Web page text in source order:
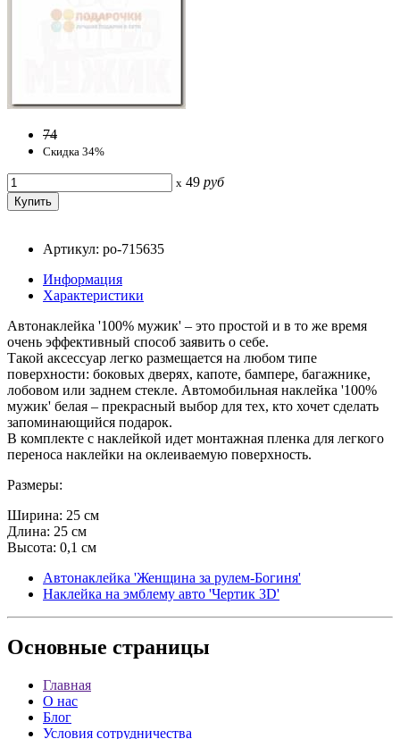
74
Скидка 34%
x 49 руб
Артикул: po-715635
Информация
Характеристики
Автонаклейка '100% мужик' – это простой и в то же время
очень эффективный способ заявить о себе.
Такой аксессуар легко размещается на любом типе
поверхности: боковых дверях, капоте, бампере, багажнике,
лобовом или заднем стекле. Автомобильная наклейка '100%
мужик' белая – прекрасный выбор для тех, кто хочет сделать
запоминающийся подарок.
В комплекте с наклейкой идет монтажная пленка для легкого
переноса наклейки на оклеиваемую поверхность.
Размеры:
Ширина: 25 см
Длина: 25 см
Высота: 0,1 см
Автонаклейка 'Женщина за рулем-Богиня'
Наклейка на эмблему авто 'Чертик 3D'
Основные страницы
Главная
О нас
Блог
Условия сотрудничества